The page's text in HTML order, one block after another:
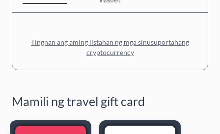
Tingnan ang aming listahan ng mga sinusuportahang
cryptocurrency
Mamili ng travel gift card